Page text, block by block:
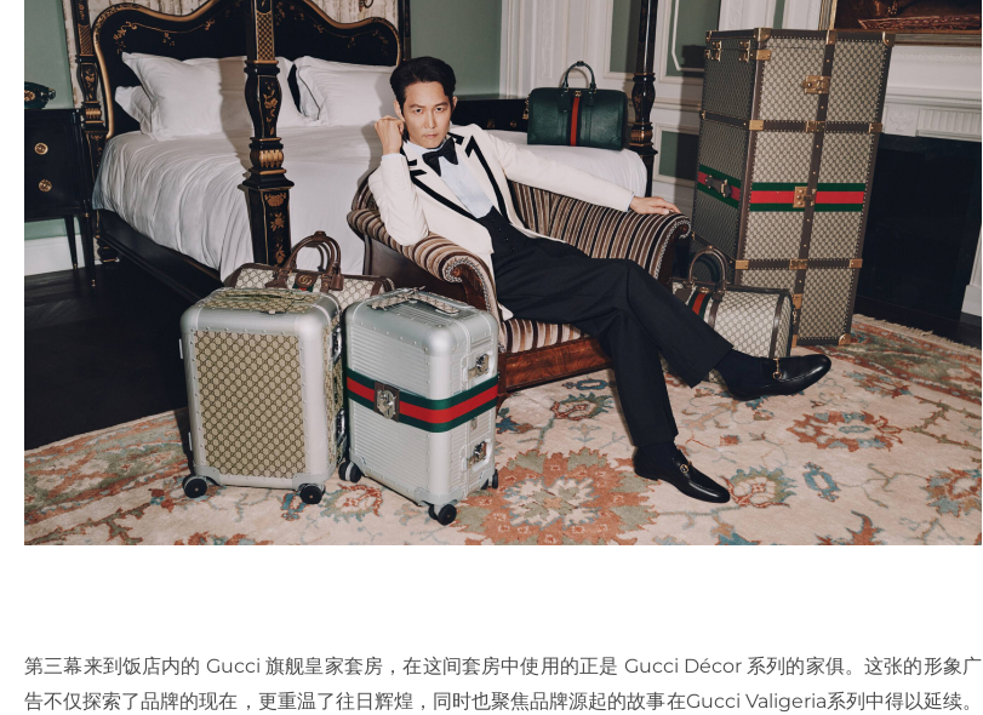
第三幕来到饭店内的 Gucci 旗舰皇家套房，在这间套房中使用的正是 Gucci Décor 系列的家俱。这张的形象广
告不仅探索了品牌的现在，更重温了往日辉煌，同时也聚焦品牌源起的故事在Gucci Valigeria系列中得以延续。